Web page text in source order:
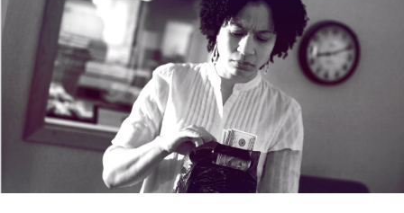
ကို
ပြောင်း
ပါ
နေ
ပါ
တယ်)